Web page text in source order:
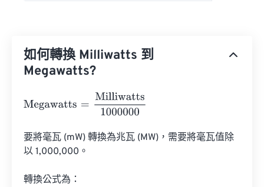
如何轉換 Milliwatts 到
Megawatts?
Megawatts = Milliwatts1000000
要將毫瓦 (mW) 轉換為兆瓦 (MW)，需要將毫瓦值除
以 1,000,000。
轉換公式為：